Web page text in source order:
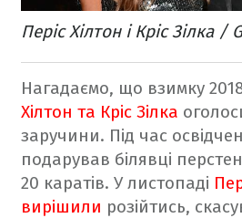
Періс Хілтон і Кріс Зілка /
Нагадаємо, що взимку
Хілтон та Кріс Зілка
заручини. Під час
подарував білявці
20 каратів. У листопаді
вирішили розійтись,